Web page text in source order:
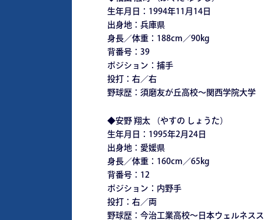
生年月日：1994年11月14日
出身地：兵庫県
身長／体重：188cm／90kg
背番号：39
ポジション：捕手
投打：右／右
野球歴：須磨友が丘高校～関西学院大学
◆安野 翔太 （やすの しょうた）
生年月日：1995年2月24日
出身地：愛媛県
身長／体重：160cm／65kg
背番号：12
ポジション：内野手
投打：右／両
野球歴：今治工業高校～日本ウェルネス